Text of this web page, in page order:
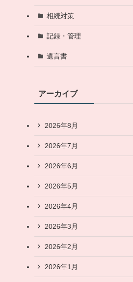
相続対策
記録・管理
遺言書
アーカイブ
2026年8月
2026年7月
2026年6月
2026年5月
2026年4月
2026年3月
2026年2月
2026年1月